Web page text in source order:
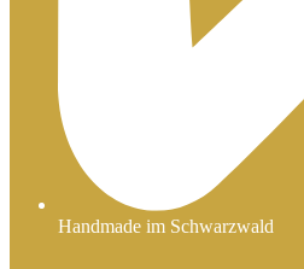
Handmade im Schwarzwald